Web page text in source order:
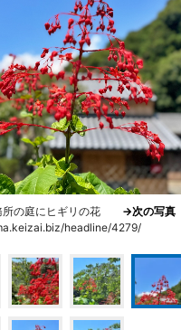
所の庭にヒギリの花 →次の写真
headline/4279/